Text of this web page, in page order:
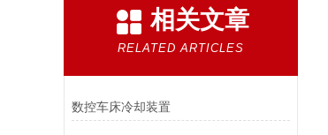
相关文章
RELATED ARTICLES
数控车床冷却装置